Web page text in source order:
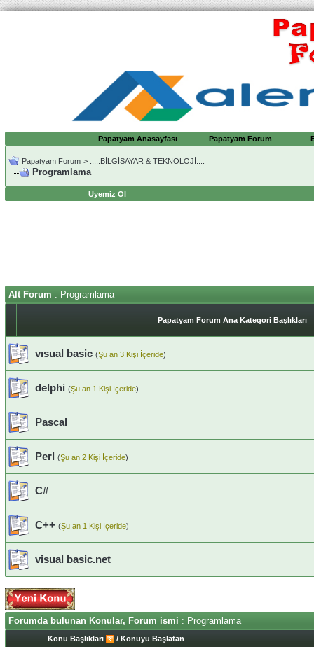
Papatyam Anasayfası Papatyam Forum
Papatyam Forum > ..::.BİLGİSAYAR & TEKNOLOJİ.::.
Programlama
Üyemiz Ol
Alt Forum : Programlama
Papatyam Forum Ana Kategori Başlıkları
vısual basic (Şu an 3 Kişi İçeride)
delphi (Şu an 1 Kişi İçeride)
Pascal
Perl (Şu an 2 Kişi İçeride)
C#
C++ (Şu an 1 Kişi İçeride)
visual basic.net
Forumda bulunan Konular, Forum ismi : Programlama
Konu Başlıkları / Konuyu Başlatan